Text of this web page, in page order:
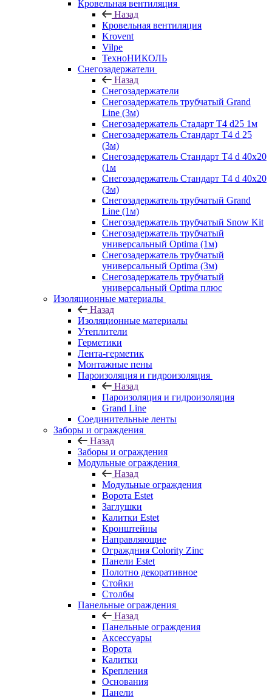
Кровельная вентиляция
Назад
Кровельная вентиляция
Krovent
Vilpe
ТехноНИКОЛЬ
Снегозадержатели
Назад
Снегозадержатели
Снегозадержатель трубчатый Grand
Line (3м)
Снегозадержатель Стадарт Т4 d25 1м
Снегозадержатель Стандарт Т4 d 25
(3м)
Снегозадержатель Стандарт Т4 d 40х20
(1м
Снегозадержатель Стандарт Т4 d 40х20
(3м)
Снегозадержатель трубчатый Grand
Line (1м)
Снегозадержатель трубчатый Snow Kit
Снегозадержатель трубчатый
универсальный Optima (1м)
Снегозадержатель трубчатый
универсальный Optima (3м)
Снегозадержатель трубчатый
универсальный Optima плюс
Изоляционные материалы
Назад
Изоляционные материалы
Утеплители
Герметики
Лента-герметик
Монтажные пены
Пароизоляция и гидроизоляция
Назад
Пароизоляция и гидроизоляция
Grand Line
Соединительные ленты
Заборы и ограждения
Назад
Заборы и ограждения
Модульные ограждения
Назад
Модульные ограждения
Ворота Estet
Заглушки
Калитки Estet
Кронштейны
Направляющие
Ограждния Colority Zinc
Панели Estet
Полотно декоративное
Стойки
Столбы
Панельные ограждения
Назад
Панельные ограждения
Аксессуары
Ворота
Калитки
Крепления
Основания
Панели